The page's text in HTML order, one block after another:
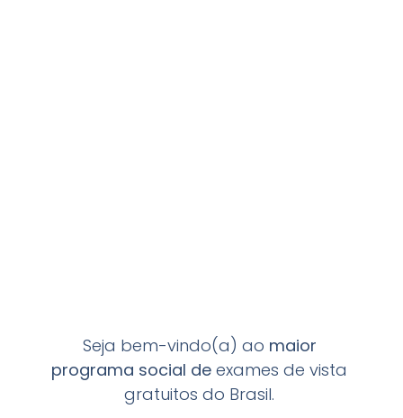
Seja bem-vindo(a) ao maior
programa social de exames de vista
gratuitos do Brasil.